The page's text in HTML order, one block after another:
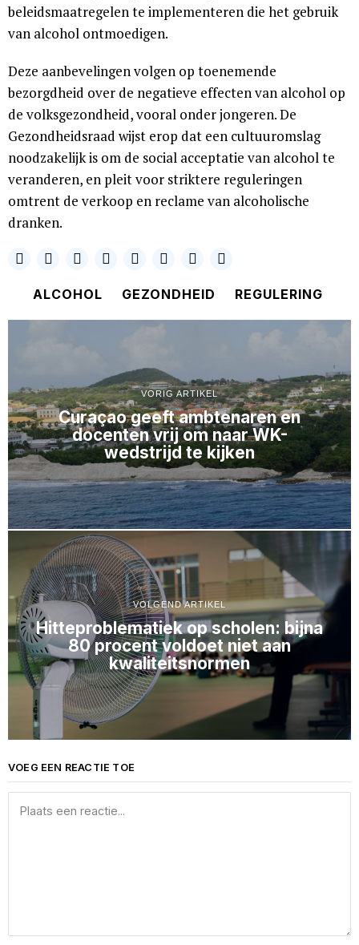
beleidsmaatregelen te implementeren die het gebruik
van alcohol ontmoedigen.
Deze aanbevelingen volgen op toenemende
bezorgdheid over de negatieve effecten van alcohol op
de volksgezondheid, vooral onder jongeren. De
Gezondheidsraad wijst erop dat een cultuuromslag
noodzakelijk is om de social acceptatie van alcohol te
veranderen, en pleit voor striktere reguleringen
omtrent de verkoop en reclame van alcoholische
dranken.
ALCOHOL GEZONDHEID REGULERING
VORIG ARTIKEL
Curaçao geeft ambtenaren en
docenten vrij om naar WK-
wedstrijd te kijken
VOLGEND ARTIKEL
Hitteproblematiek op scholen: bijna
80 procent voldoet niet aan
kwaliteitsnormen
VOEG EEN REACTIE TOE